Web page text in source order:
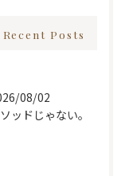
Recent Posts
08/02
ソッドじゃない。